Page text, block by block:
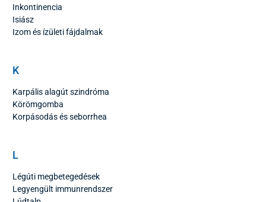
Inkontinencia
Isiász
Izom és ízületi fájdalmak
K
Karpális alagút szindróma
Körömgomba
Korpásodás és seborrhea
L
Légúti megbetegedések
Legyengült immunrendszer